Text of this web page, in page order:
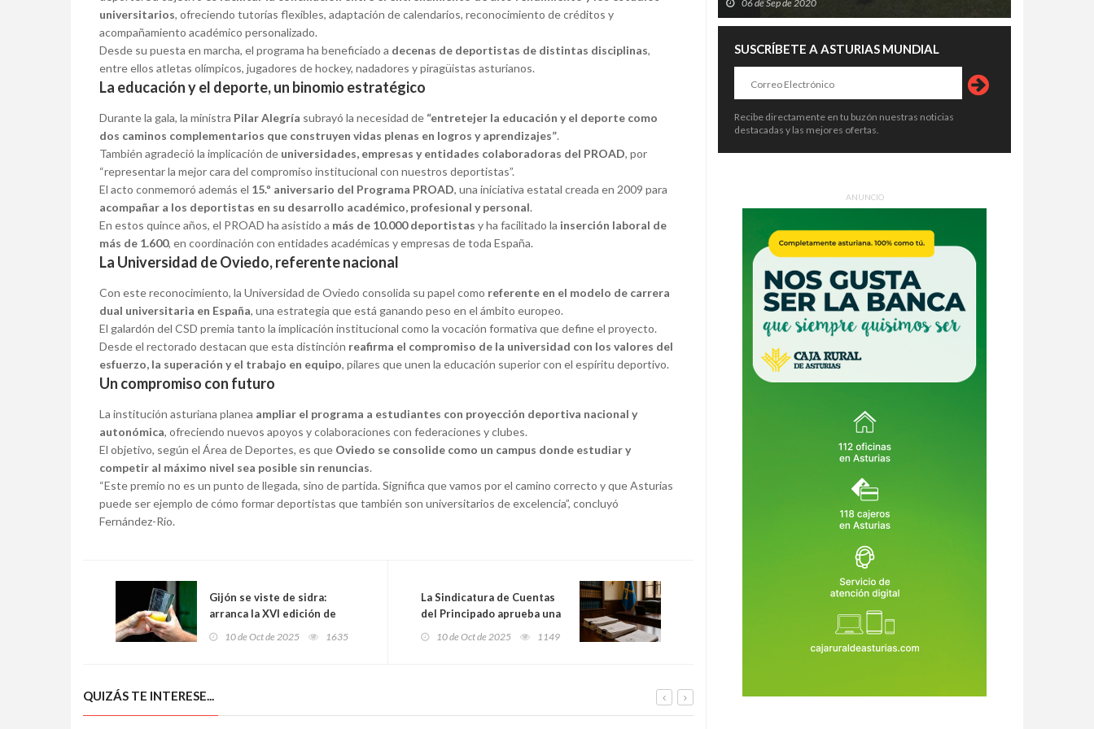
universitarios, ofreciendo tutorías flexibles, adaptación de calendarios, reconocimiento de créditos y
acompañamiento académico personalizado.
Desde su puesta en marcha, el programa ha beneficiado a decenas de deportistas de distintas disciplinas,
entre ellos atletas olímpicos, jugadores de hockey, nadadores y piragüistas asturianos.
La educación y el deporte, un binomio estratégico
Durante la gala, la ministra Pilar Alegría subrayó la necesidad de “entretejer la educación y el deporte como
dos caminos complementarios que construyen vidas plenas en logros y aprendizajes”.
También agradeció la implicación de universidades, empresas y entidades colaboradoras del PROAD, por
“representar la mejor cara del compromiso institucional con nuestros deportistas”.
El acto conmemoró además el 15.º aniversario del Programa PROAD, una iniciativa estatal creada en 2009 para
acompañar a los deportistas en su desarrollo académico, profesional y personal.
En estos quince años, el PROAD ha asistido a más de 10.000 deportistas y ha facilitado la inserción laboral de
más de 1.600, en coordinación con entidades académicas y empresas de toda España.
La Universidad de Oviedo, referente nacional
Con este reconocimiento, la Universidad de Oviedo consolida su papel como referente en el modelo de carrera
dual universitaria en España, una estrategia que está ganando peso en el ámbito europeo.
El galardón del CSD premia tanto la implicación institucional como la vocación formativa que define el proyecto.
Desde el rectorado destacan que esta distinción reafirma el compromiso de la universidad con los valores del
esfuerzo, la superación y el trabajo en equipo, pilares que unen la educación superior con el espíritu deportivo.
Un compromiso con futuro
La institución asturiana planea ampliar el programa a estudiantes con proyección deportiva nacional y
autonómica, ofreciendo nuevos apoyos y colaboraciones con federaciones y clubes.
El objetivo, según el Área de Deportes, es que Oviedo se consolide como un campus donde estudiar y
competir al máximo nivel sea posible sin renuncias.
“Este premio no es un punto de llegada, sino de partida. Significa que vamos por el camino correcto y que Asturias
puede ser ejemplo de cómo formar deportistas que también son universitarios de excelencia”, concluyó
Fernández-Río.
Gijón se viste de sidra:
arranca la XVI edición de
“Gijón de Sidra – Asturias
10 de Oct de 2025 1635
La Sindicatura de Cuentas
del Principado aprueba una
oferta de empleo público
10 de Oct de 2025 1149
QUIZÁS TE INTERESE...
06 de Sep de 2020
SUSCRÍBETE A ASTURIAS MUNDIAL
Recibe directamente en tu buzón nuestras noticias
destacadas y las mejores ofertas.
ANUNCIO